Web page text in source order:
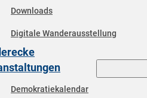
Downloads
Digitale Wanderausstellung
Demokratiekalendar